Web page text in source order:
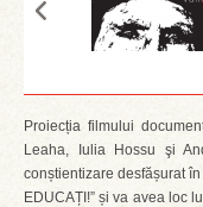
Proiecția filmului
Leaha, Iulia Hossu şi
conștientizare desfășurat în
EDUCAȚI!” și va avea loc